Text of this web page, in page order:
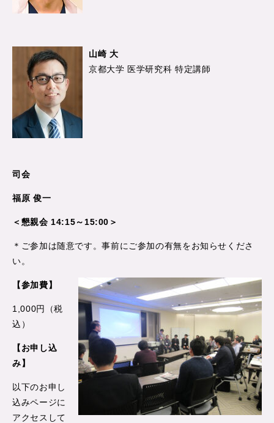
山崎 大
京都大学 医学研究科 特定講師
司会
福原 俊一
＜懇親会 14:15～15:00＞
＊ご参加は随意です。事前にご参加の有無をお知らせくださ
い。
【参加費】
1,000円（税
込）
【お申し込
み】
以下のお申し
込みページに
アクセスして